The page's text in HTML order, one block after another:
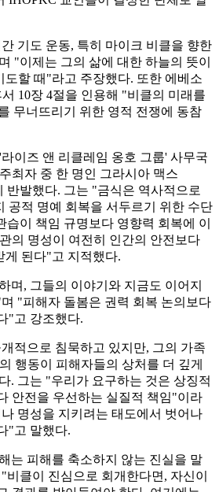
기도 운동, 특히 마이크 비클을 향한
"이제는 그의 삶에 대한 하늘의 뜻이
도할 때"라고 주장했다. 또한 에베소
10장 4절을 인용해 "비클의 미래를
무너뜨리기 위한 영적 전쟁에 동참
이즈 앤 리클레임 옹호 그룹' 사무국
최자 중 한 명인 그라시아 맥스
반발했다. 그는 "금식은 역사적으로
공적 명예 회복을 서두르기 위한 수단
이 책임 규명보다 영향력 회복에 이
의 명성이 여전히 인간의 안전보다
게 된다"고 지적했다.
며, 그들의 이야기와 지금도 이어지
"피해자 돌봄은 권력 회복 논의보다
"고 강조했다.
적으로 침묵하고 있지만, 그의 가족
행동이 피해자들의 상처를 더 깊게
. 그는 "우리가 요구하는 것은 상징적
안전을 우선하는 실질적 책임"이라
명성을 지키려는 태도에서 벗어나
"고 말했다.
는 피해를 축소하지 않는 진실을 말
클이 진심으로 회개한다면, 자신이